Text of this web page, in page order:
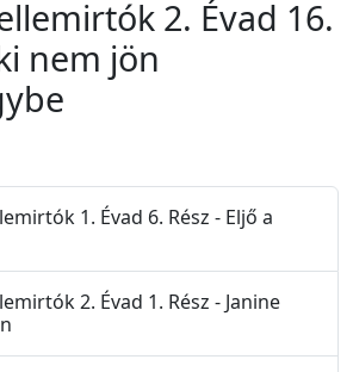
2. Évad 16.
nem jön
1. Évad 6. Rész - Eljő a
2. Évad 1. Rész - Janine